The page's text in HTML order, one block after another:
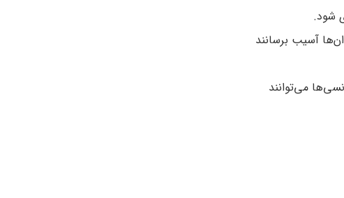
شود.
آسیب برسانند
می‌توانند